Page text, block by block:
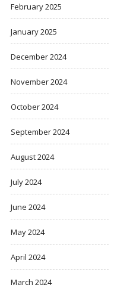
February 2025
January 2025
December 2024
November 2024
October 2024
September 2024
August 2024
July 2024
June 2024
May 2024
April 2024
March 2024